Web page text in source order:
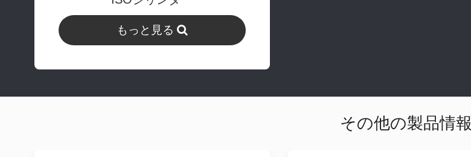
もっと見る
その他の製品情報